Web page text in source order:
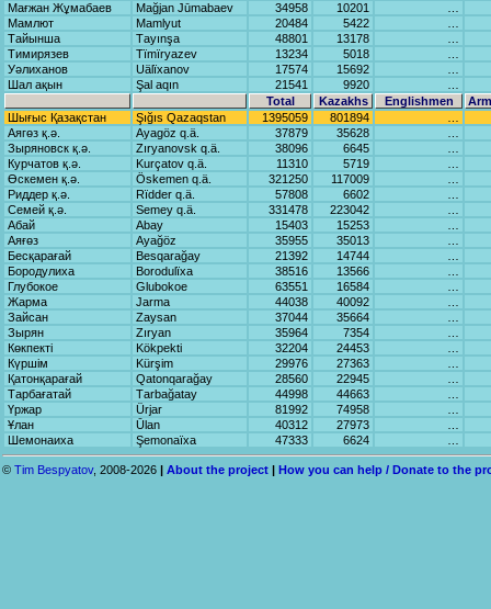
Мағжан Жұмабаев
Mаğjаn Jūmаbаev 34958 10201
Мамлют
Mаmlyut 20484 5422
Тайынша
Tаyınşа 48801 13178
Тимирязев
Tïmïryazev 13234 5018
Уәлиханов
Uälïxаnov 17574 15692
Шал ақын
Şаl аqın 21541 9920
Total
Kazakhs Englishmen
Шығыс Қазақстан
Şığıs Qаzаqstаn 1395059 801894
Аягөз қ.ә.
Ayagöz q.ä. 37879 35628
Зыряновск қ.ә.
Zıryanovsk q.ä. 38096 6645
Курчатов қ.ә.
Kurçаtov q.ä. 11310 5719
Өскемен қ.ә.
Öskemen q.ä. 321250 117009
Риддер қ.ә.
Rïdder q.ä. 57808 6602
Семей қ.ә.
Semey q.ä. 331478 223042
Абай
Abаy 15403 15253
Аяғөз
Ayağöz 35955 35013
Бесқарағай
Besqаrаğаy 21392 14744
Бородулиха
Borodulïxа 38516 13566
Глубокое
Glubokoe 63551 16584
Жарма
Jаrmа 44038 40092
Зайсан
Zаysаn 37044 35664
Зырян
Zıryan 35964 7354
Көкпекті
Kökpekti 32204 24453
Күршім
Kürşim 29976 27363
Қатонқарағай
Qаtonqаrаğаy 28560 22945
Тарбағатай
Tаrbаğаtаy 44998 44663
Үржар
Ürjаr 81992 74958
Ұлан
Ūlаn 40312 27973
Шемонаиха
Şemonаïxа 47333 6624
© Tim Bespyatov, 2008-2026 | About the project | How you can help / Donate to the